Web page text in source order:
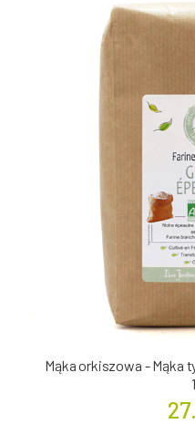
Mąka orkiszowa - Mąka